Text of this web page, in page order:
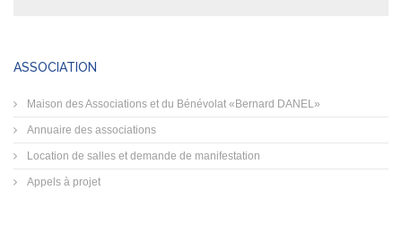
ASSOCIATION
Maison des Associations et du Bénévolat «Bernard DANEL»
Annuaire des associations
Location de salles et demande de manifestation
Appels à projet